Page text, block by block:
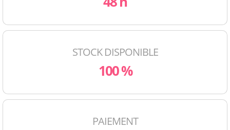
STOCK DISPONIBLE
100 %
PAIEMENT